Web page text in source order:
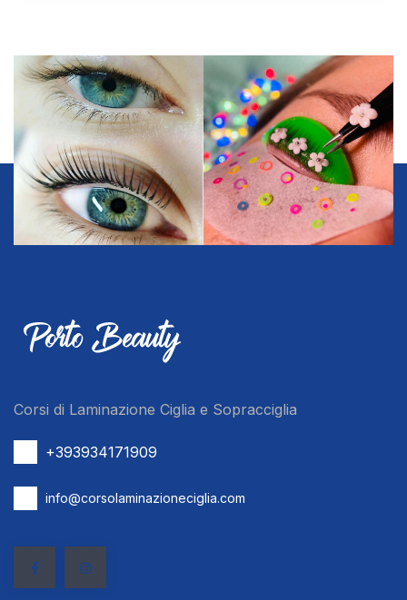
Corsi di Laminazione Ciglia e Sopracciglia
+393934171909
info@corsolaminazioneciglia.com